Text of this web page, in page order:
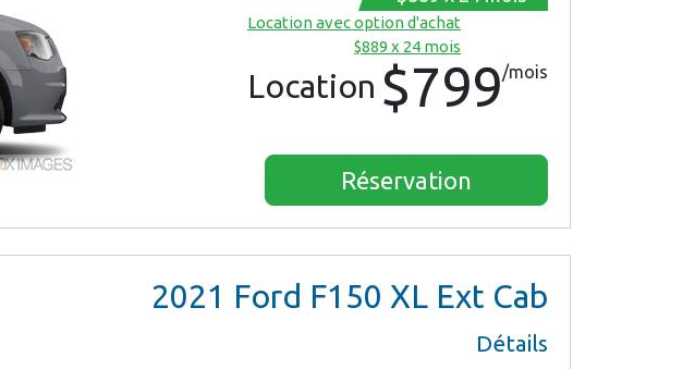
Location avec option d'achat
$889 x 24 mois
Location $799/mois
Réservation
2021 Ford F150 XL Ext Cab
Détails